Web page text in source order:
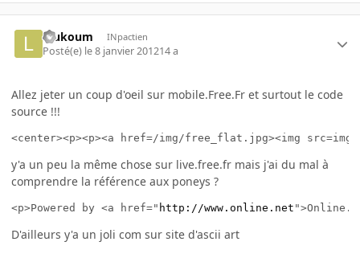
loukoum INpactien
Posté(e) le 8 janvier 201214 a
Allez jeter un coup d'oeil sur mobile.Free.Fr et surtout le code
source !!!
<center><p><p><a href=/img/free_flat.jpg><img
y'a un peu la même chose sur live.free.fr mais j'ai du mal à
comprendre la référence aux poneys ?
<p>Powered by <a href=" http://www.online.net
D'ailleurs y'a un joli com sur site d'ascii art